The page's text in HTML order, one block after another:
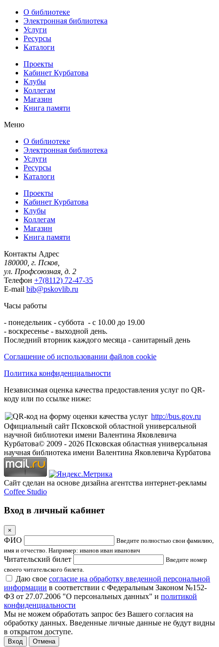
О библиотеке
Электронная библиотека
Услуги
Ресурсы
Каталоги
Проекты
Кабинет Курбатова
Клубы
Коллегам
Магазин
Книга памяти
Меню
О библиотеке
Электронная библиотека
Услуги
Ресурсы
Каталоги
Проекты
Кабинет Курбатова
Клубы
Коллегам
Магазин
Книга памяти
Контакты Адрес
180000, г. Псков,
ул. Профсоюзная, д. 2
Телефон +7(8112) 72-47-35
E-mail bib@pskovlib.ru
Часы работы
- понедельник - суббота - с 10.00 до 19.00
- воскресенье - выходной день.
Последний вторник каждого месяца - санитарный день
Соглашение об использовании файлов cookie
Политика конфиденциальности
Независимая оценка качества предоставления услуг по QR-
коду или по ссылке ниже:
http://bus.gov.ru
Официальный сайт Псковской областной универсальной
научной библиотеки имени Валентина Яковлевича
Курбатова© 2009 - 2026 Псковская областная универсальная
научная библиотека имени Валентина Яковлевича Курбатова
Сайт сделан на основе дизайна агентства интернет-рекламы
Coffee Studio
Вход в личный кабинет
×
ФИО
Введите полностью свои фамилию,
имя и отчество. Например: иванов иван иванович
Читательский билет
Введите номер
своего читательского билета.
Даю свое согласие на обработку введенной персональной
информации в соответствии с Федеральным Законом №152-
ФЗ от 27.07.2006 "О персональных данных" и политикой
конфиденциальности
Мы не можем обработать запрос без Вашего согласия на
обработку данных. Введенные личные данные не будут видны
в открытом доступе.
Отмена